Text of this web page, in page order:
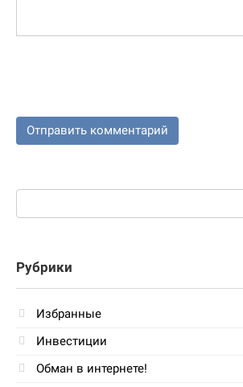
Поиск:
Рубрики
Избранные
Инвестиции
Обман в интернете!